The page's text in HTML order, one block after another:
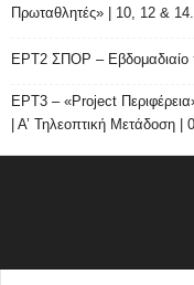
Πρωταθλητές» | 10, 12 &
ΕΡΤ2 ΣΠΟΡ – Εβδομαδιαίο
ΕΡΤ3 – «Project
| Α’ Τηλεοπτική Μετάδοση |